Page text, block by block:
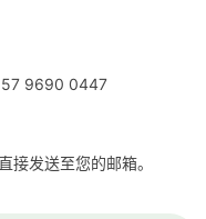
9690 0447
接发送至您的邮箱。